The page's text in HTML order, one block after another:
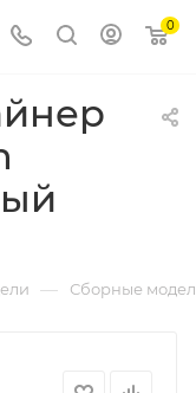
0
— Сборные